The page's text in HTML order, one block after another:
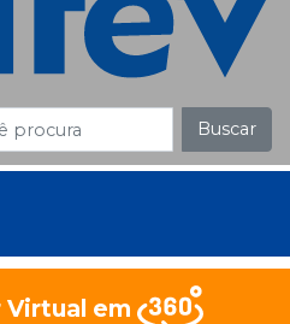
Buscar
Virtual em